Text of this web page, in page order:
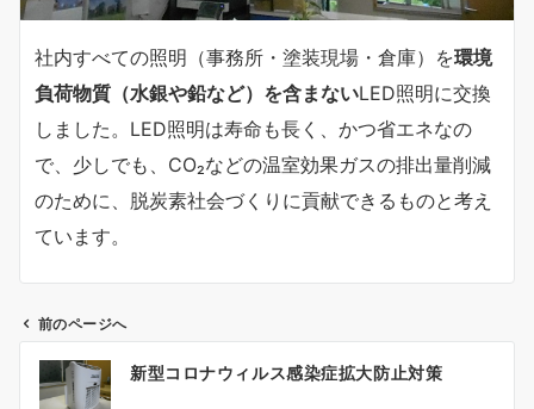
社内すべての照明（事務所・塗装現場・倉庫）を環境
負荷物質（水銀や鉛など）を含まないLED照明に交換
しました。LED照明は寿命も長く、かつ省エネなの
で、少しでも、 CO₂などの温室効果ガスの排出量削減
のために、脱炭素社会づくりに貢献できるものと考え
ています。
投
稿
前のページへ
新型コロナウィルス感染症拡大防止対策